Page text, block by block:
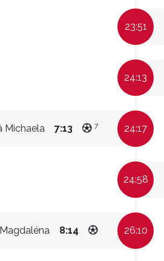
23:51
24:13
Michaela 7:13 7 24:17
24:58
8:14 26:10